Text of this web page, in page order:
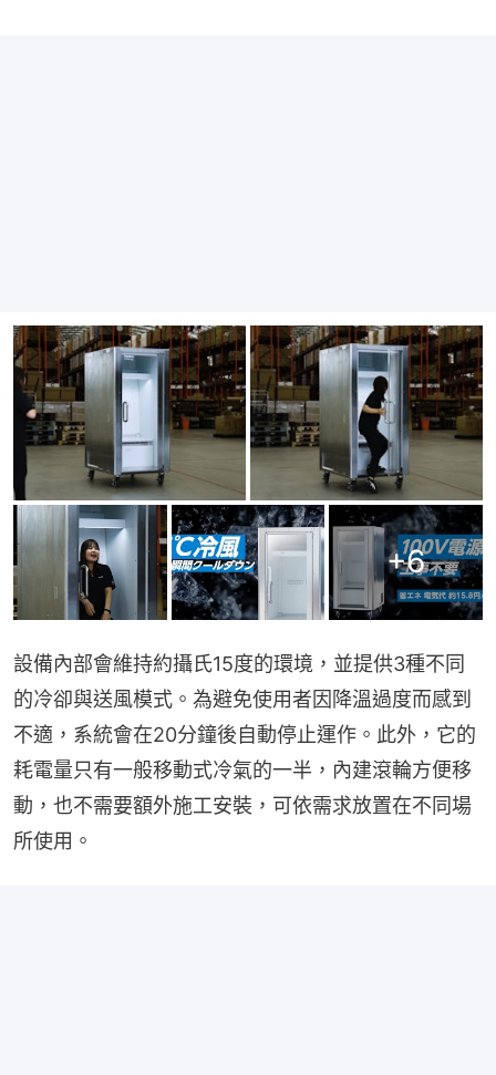
+6
設備內部會維持約攝氏15度的環境，並提供3種不同
的冷卻與送風模式。為避免使用者因降溫過度而感到
不適，系統會在20分鐘後自動停止運作。此外，它的
耗電量只有一般移動式冷氣的一半，內建滾輪方便移
動，也不需要額外施工安裝，可依需求放置在不同場
所使用。